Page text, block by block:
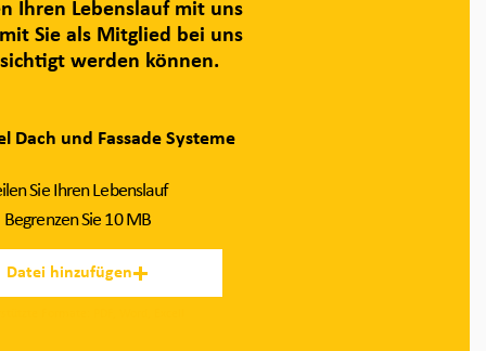
Ihren Lebenslauf mit uns
Sie als Mitglied bei uns
werden können.
Dach und Fassade Systeme
Sie Ihren Lebenslauf
Begrenzen Sie 10 MB​
Datei hinzufügen